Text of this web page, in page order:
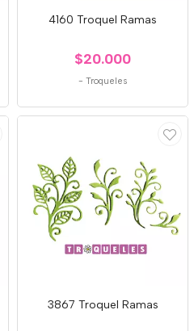
4160 Troquel Ramas
$20.000
- Troqueles
3867 Troquel Ramas